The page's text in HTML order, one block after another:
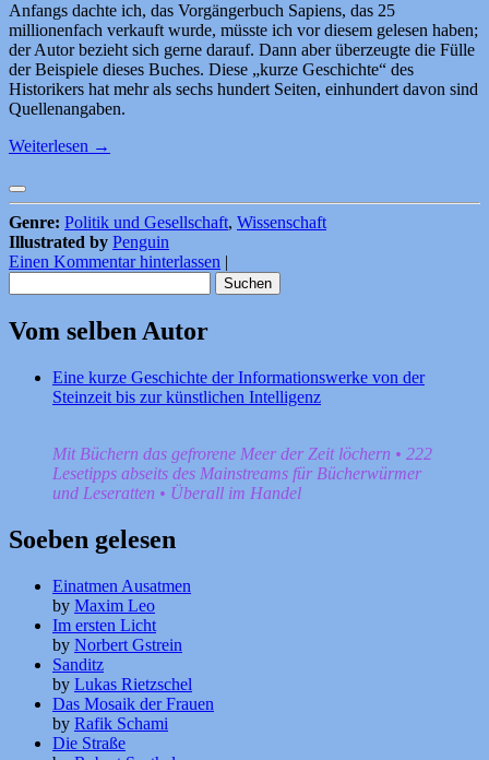
Anfangs dachte ich, das Vorgängerbuch Sapiens, das 25
millionenfach verkauft wurde, müsste ich vor diesem gelesen haben;
der Autor bezieht sich gerne darauf. Dann aber überzeugte die Fülle
der Beispiele dieses Buches. Diese „kurze Geschichte“ des
Historikers hat mehr als sechs hundert Seiten, einhundert davon sind
Quellenangaben.
Weiterlesen →
Genre: Politik und Gesellschaft, Wissenschaft
Illustrated by Penguin
Einen Kommentar hinterlassen |
nach:
Vom selben Autor
Eine kurze Geschichte der Informationswerke von der
Steinzeit bis zur künstlichen Intelligenz
Mit Büchern das gefrorene Meer der Zeit löchern • 222
Lesetipps abseits des Mainstreams für Bücherwürmer
und Leseratten • Überall im Handel
Soeben gelesen
Einatmen Ausatmen
by Maxim Leo
Im ersten Licht
by Norbert Gstrein
Sanditz
by Lukas Rietzschel
Das Mosaik der Frauen
by Rafik Schami
Die Straße